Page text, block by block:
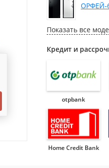
ОРФЕЙ-
Показать все
Кредит и
otpbank
Home Credit Bank